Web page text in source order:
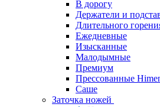
В дорогу
Держатели и
Длительного
Ежедневные
Изысканные
Малодымные
Премиум
Прессованные
Саше
Заточка ножей